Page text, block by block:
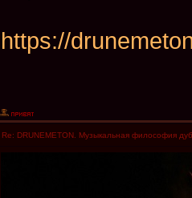
https://
Re: DRUNEMETON. Музыкальная философия